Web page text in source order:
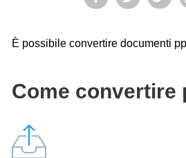
È possibile convertire documenti
Come convertire